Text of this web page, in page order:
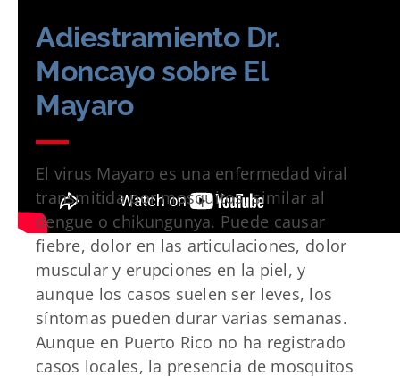
Adiestramiento Dr.
Moncayo sobre El
Mayaro
El virus Mayaro es una enfermedad viral
transmitida por mosquitos, similar al
dengue o chikungunya. Puede causar
fiebre, dolor en las articulaciones, dolor
muscular y erupciones en la piel, y
aunque los casos suelen ser leves, los
síntomas pueden durar varias semanas.
Aunque en Puerto Rico no ha registrado
casos locales, la presencia de mosquitos